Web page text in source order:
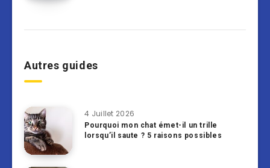
Autres guides
4 Juillet 2026
Pourquoi mon chat émet-il un trille
lorsqu’il saute ? 5 raisons possibles